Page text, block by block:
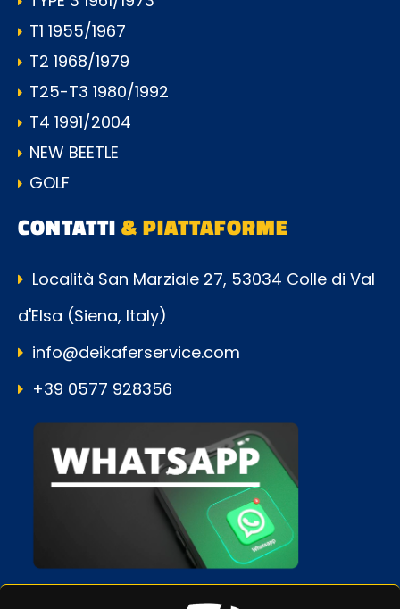
T1 1955/1967
T2 1968/1979
T25-T3 1980/1992
T4 1991/2004
NEW BEETLE
GOLF
CONTATTI& PIATTAFORME
Località San Marziale 27, 53034 Colle di Val
d'Elsa (Siena, Italy)
info@deikaferservice.com
+39 0577 928356